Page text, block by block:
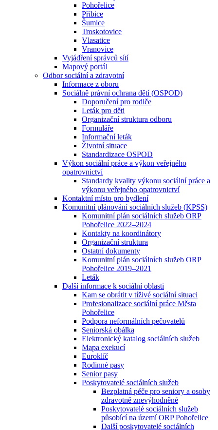
Pohořelice
Přibice
Šumice
Troskotovice
Vlasatice
Vranovice
Vyjádření správců sítí
Mapový portál
Odbor sociální a zdravotní
Informace z oboru
Sociálně právní ochrana dětí (OSPOD)
Doporučení pro rodiče
Leták pro děti
Organizační struktura odboru
Formuláře
Informační leták
Životní situace
Standardizace OSPOD
Výkon sociální práce a výkon veřejného
opatrovnictví
Standardy kvality výkonu sociální práce a
výkonu veřejného opatrovnictví
Kontaktní místo pro bydlení
Komunitní plánování sociálních služeb (KPSS)
Komunitní plán sociálních služeb ORP
Pohořelice 2022–2024
Kontakty na koordinátory
Organizační struktura
Ostatní dokumenty
Komunitní plán sociálních služeb ORP
Pohořelice 2019–2021
Leták
Další informace k sociální oblasti
Kam se obrátit v tíživé sociální situaci
Profesionalizace sociální práce Města
Pohořelice
Podpora neformálních pečovatelů
Seniorská obálka
Elektronický katalog sociálních služeb
Mapa exekucí
Euroklíč
Rodinné pasy
Senior pasy
Poskytovatelé sociálních služeb
Bezplatná péče pro seniory a osoby
zdravotně znevýhodněné
Poskytovatelé sociálních služeb
působící na území ORP Pohořelice
Další poskytovatelé sociálních